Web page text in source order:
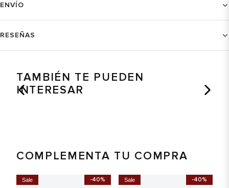
ENVÍO
RESEÑAS
TAMBIÉN TE PUEDEN
INTERESAR
COMPLEMENTA TU COMPRA
-40%
Sale -40%
Sale